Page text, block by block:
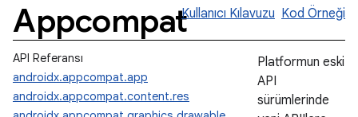
AppcompatKullanıcı Kılavuzu Kod Örneği
API Referansı
androidx.appcompat.app
androidx.appcompat.content.res
Platformun eski
API
sürümlerinde